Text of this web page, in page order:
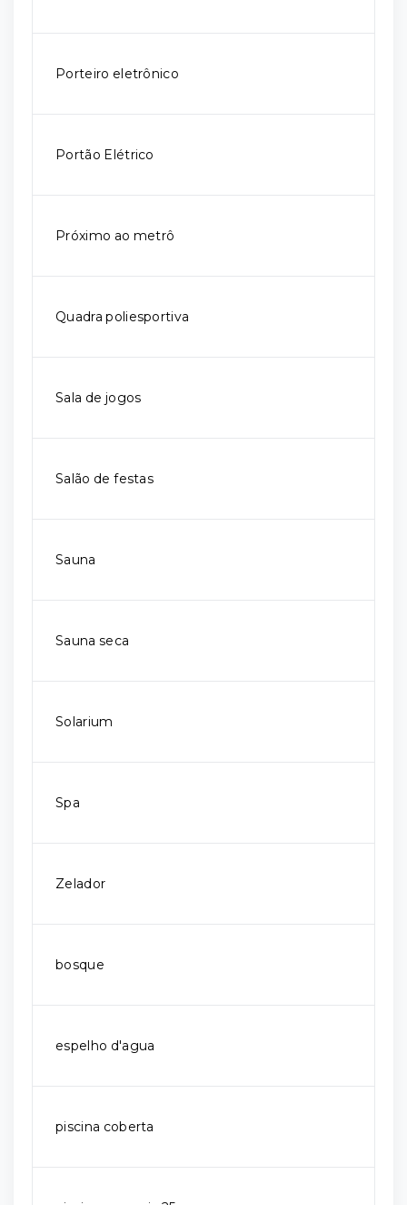
Porteiro eletrônico
Portão Elétrico
Próximo ao metrô
Quadra poliesportiva
Sala de jogos
Salão de festas
Sauna
Sauna seca
Solarium
Spa
Zelador
bosque
espelho d'agua
piscina coberta